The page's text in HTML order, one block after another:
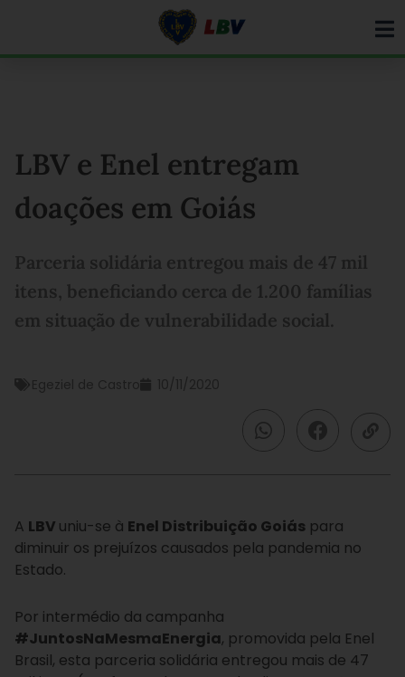
LBV e Enel entregam
doações em Goiás
Parceria solidária entregou mais de 47 mil
itens, beneficiando cerca de 1.200 famílias
em situação de vulnerabilidade social.
Egeziel de Castro 10/11/2020
A LBV uniu-se à Enel Distribuição Goiás para
diminuir os prejuízos causados pela pandemia no
Estado.
Por intermédio da campanha
#JuntosNaMesmaEnergia, promovida pela Enel
Brasil, esta parceria solidária entregou mais de 47